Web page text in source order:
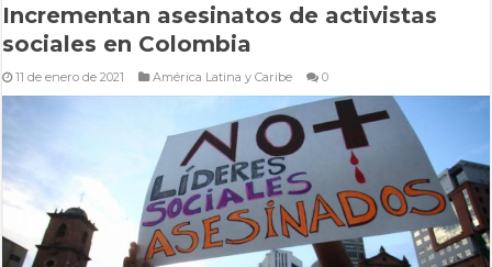
Incrementan asesinatos de activistas
sociales en Colombia
11 de enero de 2021 América Latina y Caribe 0